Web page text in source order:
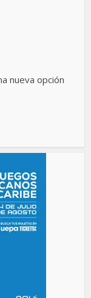
nueva opción